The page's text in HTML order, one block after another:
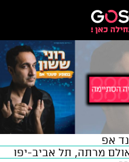
אפ
מרתה, תל אביב-יפו